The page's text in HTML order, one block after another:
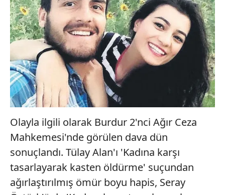
Olayla ilgili olarak Burdur 2'nci Ağır Ceza
Mahkemesi'nde görülen dava dün
sonuçlandı. Tülay Alan'ı 'Kadına karşı
tasarlayarak kasten öldürme' suçundan
ağırlaştırılmış ömür boyu hapis, Seray